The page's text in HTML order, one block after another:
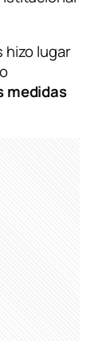
hizo lugar
medidas